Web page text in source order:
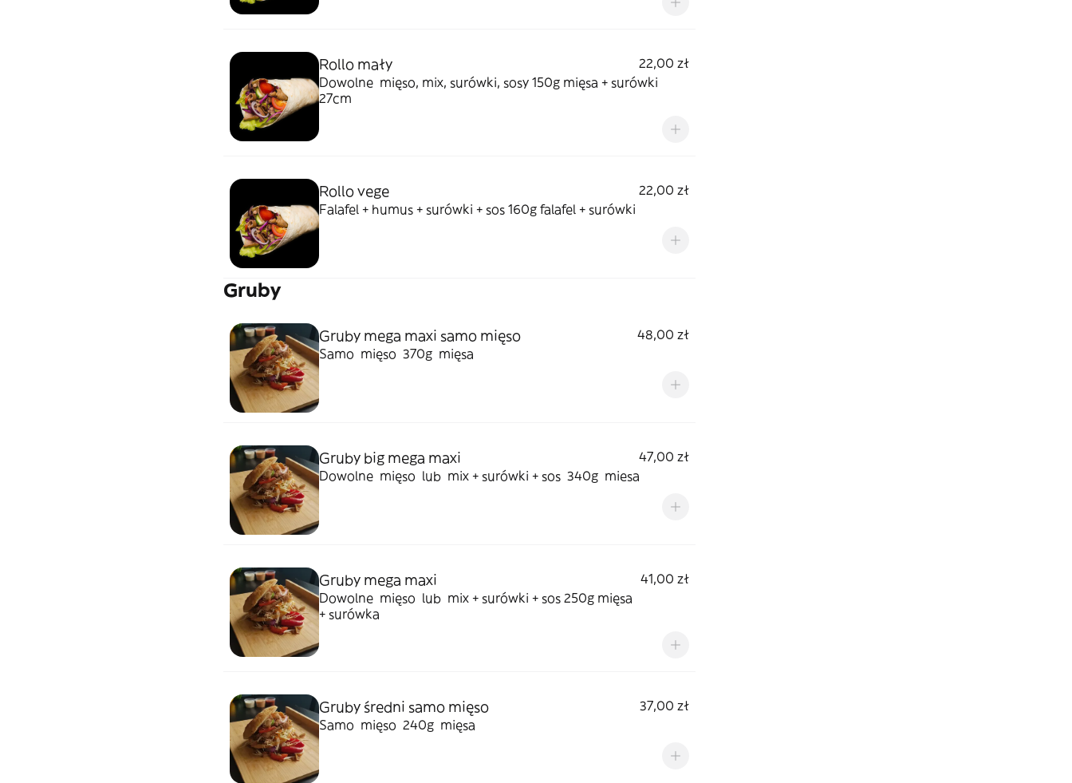
Rollo mały
22,00 zł
Dowolne mięso, mix, surówki, sosy 150g mięsa + surówki
27cm
Rollo vege
22,00 zł
Falafel + humus + surówki + sos 160g falafel + surówki
Gruby
Gruby mega maxi samo mięso
48,00 zł
Samo mięso 370g mięsa
Gruby big mega maxi
47,00 zł
Dowolne mięso lub mix + surówki + sos 340g miesa
Gruby mega maxi
41,00 zł
Dowolne mięso lub mix + surówki + sos 250g mięsa
+ surówka
Gruby średni samo mięso
37,00 zł
Samo mięso 240g mięsa